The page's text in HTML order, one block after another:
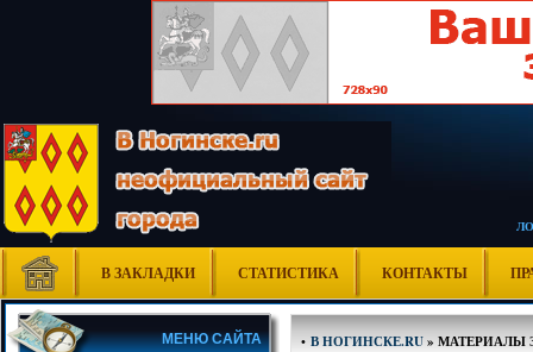
В ЗАКЛАДКИ СТАТИСТИКА КОНТАКТЫ
МЕНЮ САЙТА • В НОГИНСКЕ.RU» МАТЕРИАЛЫ